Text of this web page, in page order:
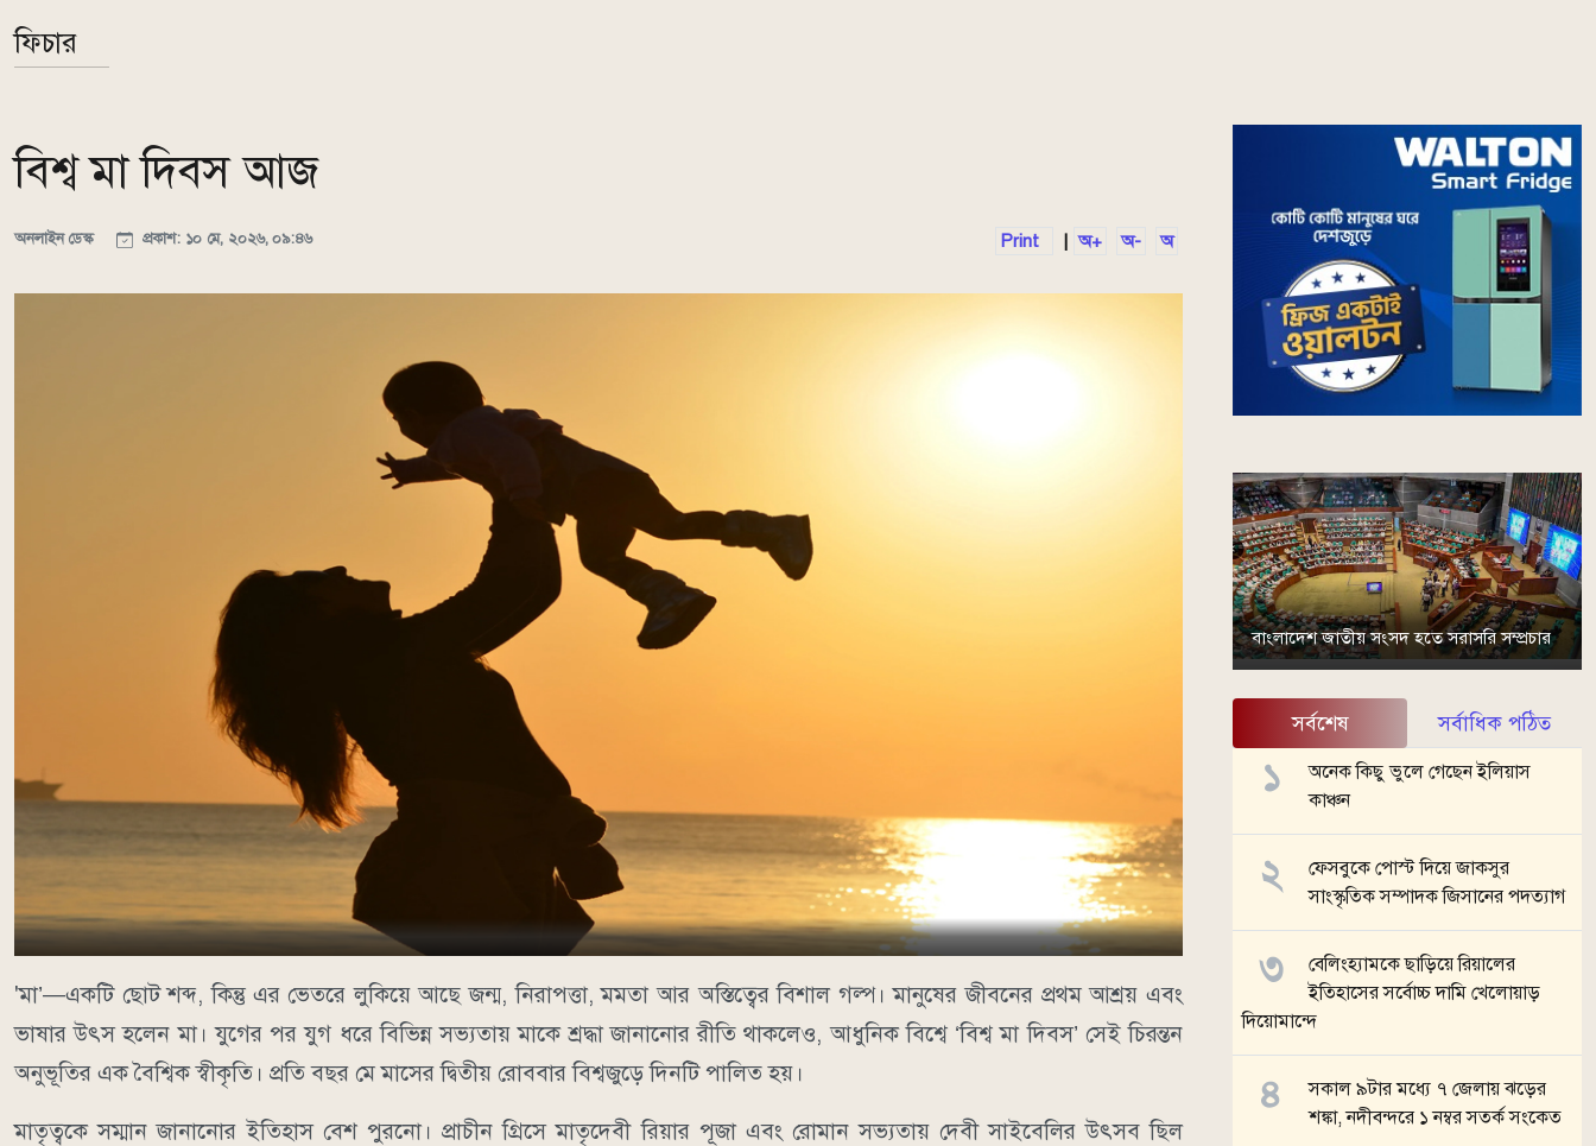
ফিচার
বিশ্ব মা দিবস আজ
অনলাইন ডেস্ক প্রকাশ: ১০ মে, ২০২৬, ০৯:৪৬ Print অ+ অ- অ
'মা’—একটি ছোট শব্দ, কিন্তু এর ভেতরে লুকিয়ে আছে জন্ম, নিরাপত্তা, মমতা আর অস্তিত্বের বিশাল গল্প। মানুষের জীবনের প্রথম আশ্রয় এবং
ভাষার উৎস হলেন মা। যুগের পর যুগ ধরে বিভিন্ন সভ্যতায় মাকে শ্রদ্ধা জানানোর রীতি থাকলেও, আধুনিক বিশ্বে ‘বিশ্ব মা দিবস’ সেই চিরন্তন
অনুভূতির এক বৈশ্বিক স্বীকৃতি। প্রতি বছর মে মাসের দ্বিতীয় রোববার বিশ্বজুড়ে দিনটি পালিত হয়।
মাতৃত্বকে সম্মান জানানোর ইতিহাস বেশ পুরনো। প্রাচীন গ্রিসে মাতৃদেবী রিয়ার পূজা এবং রোমান সভ্যতায় দেবী সাইবেলির উৎসব ছিল
বাংলাদেশ জাতীয় সংসদ হতে সরাসরি সম্প্রচার
সর্বশেষ সর্বাধিক পঠিত
অনেক কিছু ভুলে গেছেন ইলিয়াস
কাঞ্চন
ফেসবুকে পোস্ট দিয়ে জাকসুর
সাংস্কৃতিক সম্পাদক জিসানের পদত্যাগ
বেলিংহ্যামকে ছাড়িয়ে রিয়ালের
ইতিহাসের সর্বোচ্চ দামি খেলোয়াড়
দিয়োমান্দে
সকাল ৯টার মধ্যে ৭ জেলায় ঝড়ের
শঙ্কা, নদীবন্দরে ১ নম্বর সতর্ক সংকেত